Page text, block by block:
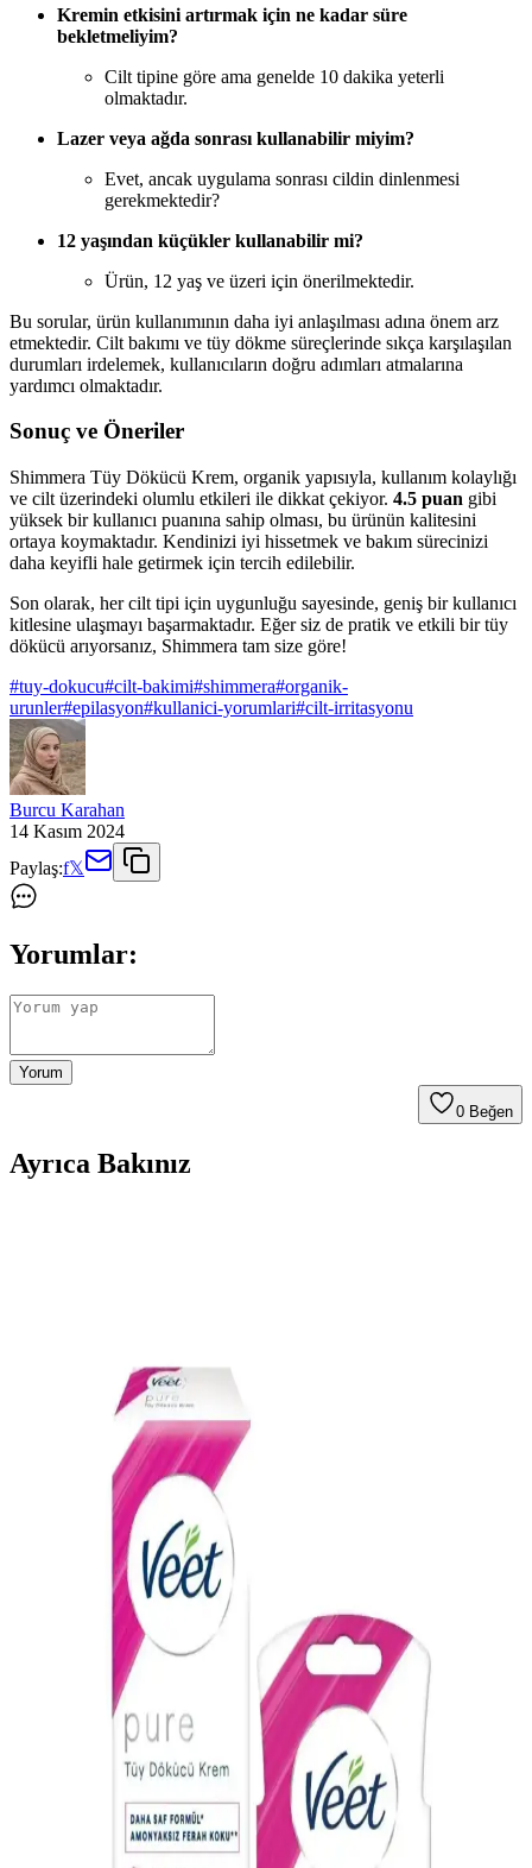
Kremin etkisini artırmak için ne kadar süre
bekletmeliyim?
Cilt tipine göre ama genelde 10 dakika yeterli
olmaktadır.
Lazer veya ağda sonrası kullanabilir miyim?
Evet, ancak uygulama sonrası cildin dinlenmesi
gerekmektedir?
12 yaşından küçükler kullanabilir mi?
Ürün, 12 yaş ve üzeri için önerilmektedir.
Bu sorular, ürün kullanımının daha iyi anlaşılması adına önem arz
etmektedir. Cilt bakımı ve tüy dökme süreçlerinde sıkça karşılaşılan
durumları irdelemek, kullanıcıların doğru adımları atmalarına
yardımcı olmaktadır.
Sonuç ve Öneriler
Shimmera Tüy Dökücü Krem, organik yapısıyla, kullanım kolaylığı
ve cilt üzerindeki olumlu etkileri ile dikkat çekiyor. 4.5 puan gibi
yüksek bir kullanıcı puanına sahip olması, bu ürünün kalitesini
ortaya koymaktadır. Kendinizi iyi hissetmek ve bakım sürecinizi
daha keyifli hale getirmek için tercih edilebilir.
Son olarak, her cilt tipi için uygunluğu sayesinde, geniş bir kullanıcı
kitlesine ulaşmayı başarmaktadır. Eğer siz de pratik ve etkili bir tüy
dökücü arıyorsanız, Shimmera tam size göre!
#tuy-dokucu#cilt-bakimi#shimmera#organik-
urunler#epilasyon#kullanici-yorumlari#cilt-irritasyonu
Burcu Karahan
14 Kasım 2024
Paylaş:f𝕏
Yorumlar:
Yorum
0 Beğen
Ayrıca Bakınız
Ani Cilt Reaksiyonlarına Karşı Tüy Dökücü
Kremlerin Güvenli Kullanımı ve Önlemler
Tüy dökücü kremler, hızlı tüy giderimi sağlasa da ani cilt
reaksiyonlarına neden olabilir. Kullanım öncesi test, talimatlara
uyum ve reaksiyon durumunda dermatologa başvuru önemlidir.
2025 Yılında Gelişen Tüy Dökücü Spreyler: Pratik
ve Acısız Çözümler
2025 itibarıyla tüy dökücü spreyler, pratik ve acısız çözümler
sunarak kişisel bakımda öne çıkıyor. Kimyasal yapılarıyla yüzeydeki
tüyleri çözer, hijyenik ve güvenli kullanım sağlar.
Tüy Dökücü Kozmetik Ürünlerde Etkili ve Güvenli
Kullanım Yöntemleri Rehberi
Tüy dökücü kozmetik ürünlerin etkili ve güvenli kullanımı için
ipuçları, içerik seçimi ve cilt dostu çözümler hakkında detaylar. Cilt
tahrişi ve tüy tekrarını önlemek için bilinçli tercih yapın.